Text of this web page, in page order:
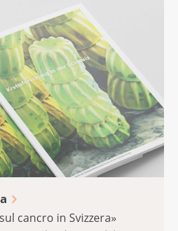
cancro in Svizzera»